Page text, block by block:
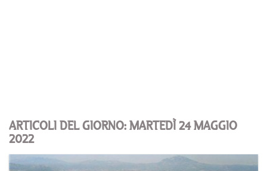
ARTICOLI DEL GIORNO: MARTEDÌ 24 MAGGIO
2022